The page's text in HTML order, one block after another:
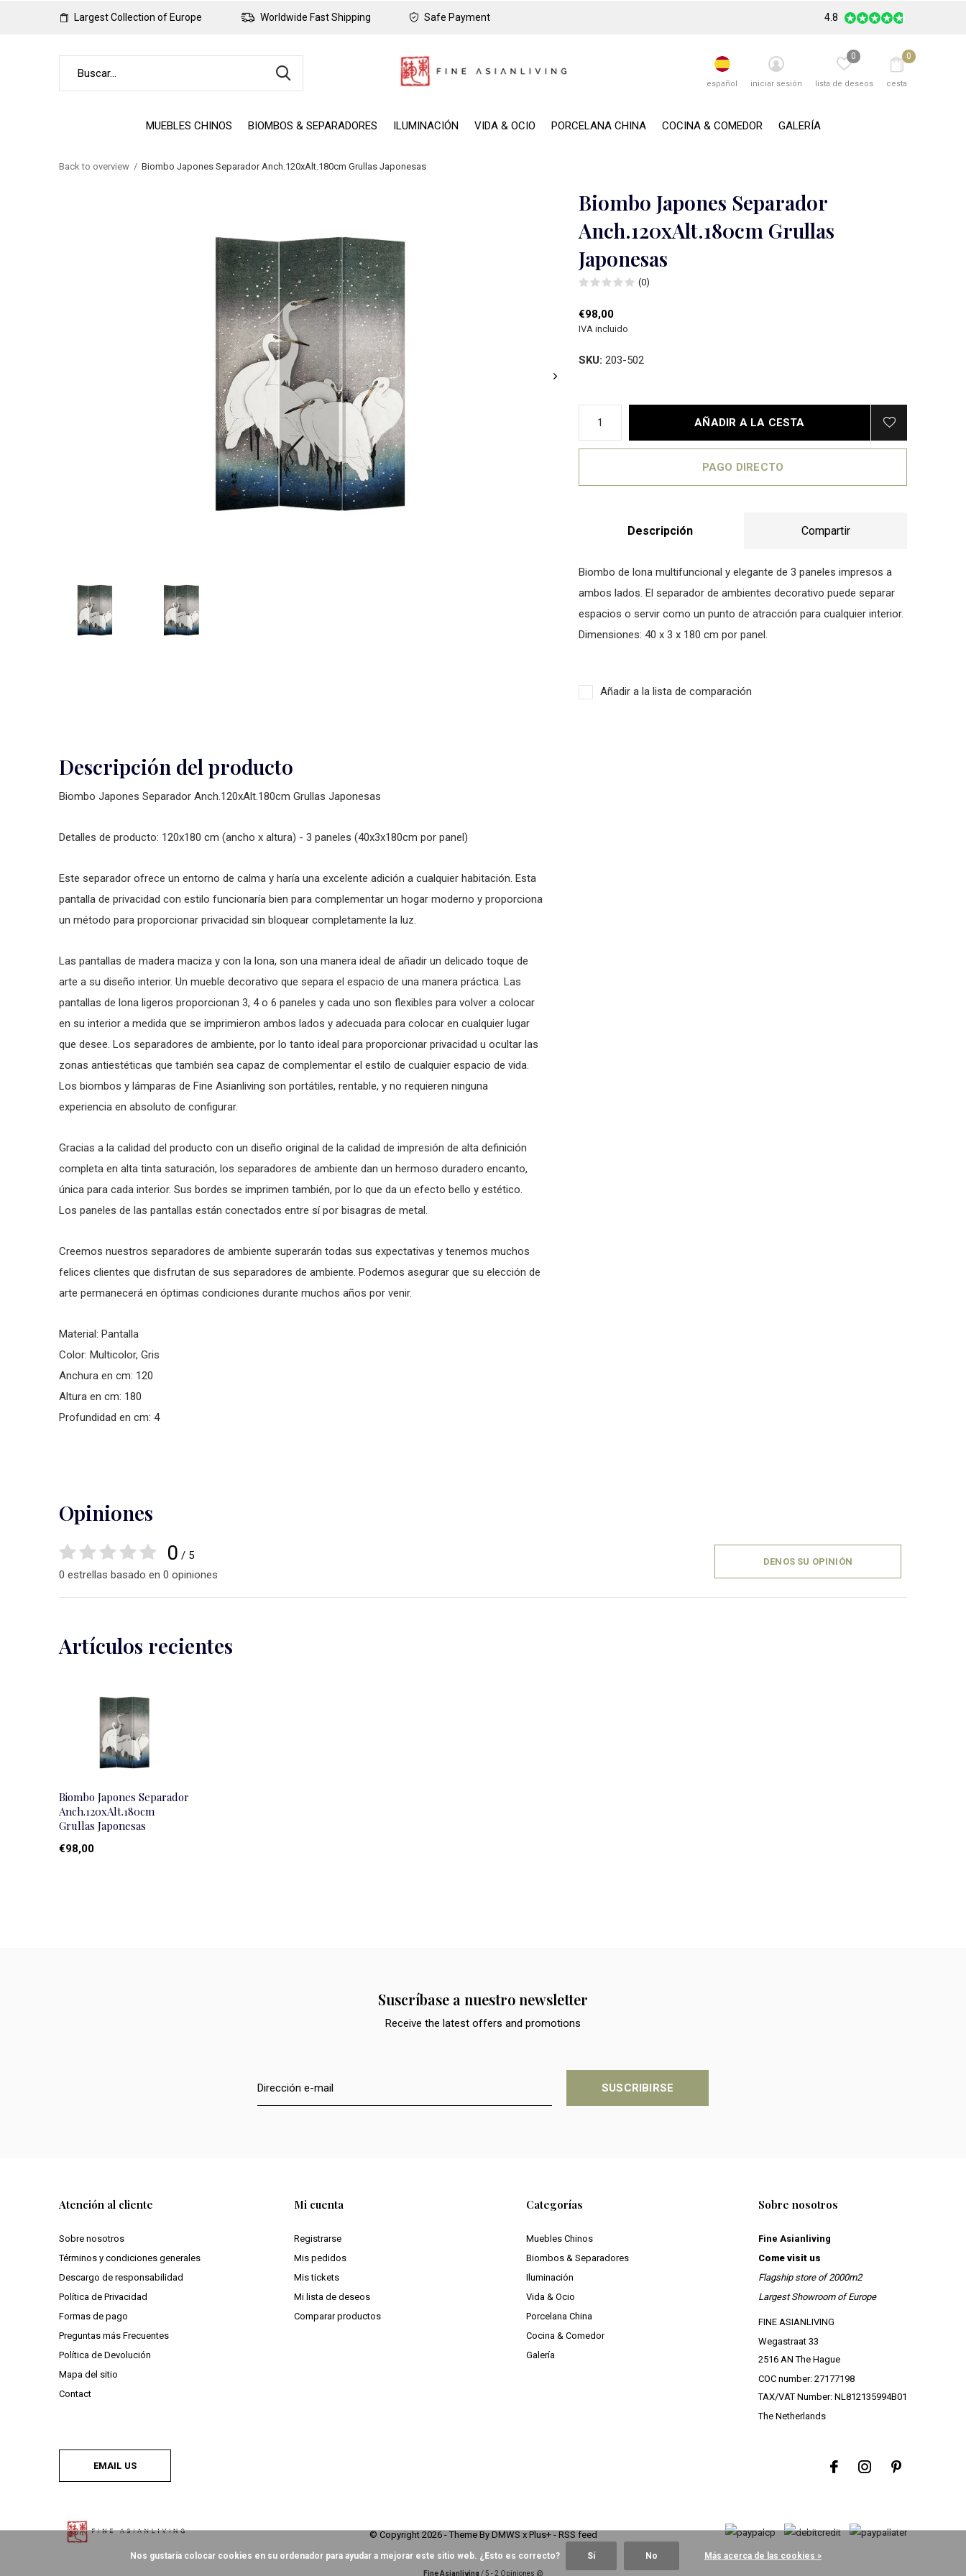
MUEBLES CHINOS BIOMBOS & SEPARADORES ILUMINACIÓN VIDA & OCIO PORCELANA CHINA COCINA & COMEDOR GALERÍA
español iniciar sesión lista de deseos
0
cesta
0
Largest Collection of Europe Worldwide Fast Shipping Safe Payment 4.8
Back to overview Biombo Japones Separador Anch.120xAlt.180cm Grullas Japonesas
Biombo Japones Separador
Anch.120xAlt.180cm Grullas
Japonesas
(0)
€98,00
IVA incluido
SKU: 203-502
AÑADIR A LA CESTA
PAGO DIRECTO
Descripción Compartir
Biombo de lona multifuncional y elegante de 3 paneles impresos a
ambos lados. El separador de ambientes decorativo puede separar
espacios o servir como un punto de atracción para cualquier interior.
Dimensiones: 40 x 3 x 180 cm por panel.
Añadir a la lista de comparación
Descripción del producto
Biombo Japones Separador Anch.120xAlt.180cm Grullas Japonesas
Detalles de producto: 120x180 cm (ancho x altura) - 3 paneles (40x3x180cm por panel)
Este separador ofrece un entorno de calma y haría una excelente adición a cualquier habitación. Esta
pantalla de privacidad con estilo funcionaría bien para complementar un hogar moderno y proporciona
un método para proporcionar privacidad sin bloquear completamente la luz.
Las pantallas de madera maciza y con la lona, son una manera ideal de añadir un delicado toque de
arte a su diseño interior. Un mueble decorativo que separa el espacio de una manera práctica. Las
pantallas de lona ligeros proporcionan 3, 4 o 6 paneles y cada uno son flexibles para volver a colocar
en su interior a medida que se imprimieron ambos lados y adecuada para colocar en cualquier lugar
que desee. Los separadores de ambiente, por lo tanto ideal para proporcionar privacidad u ocultar las
zonas antiestéticas que también sea capaz de complementar el estilo de cualquier espacio de vida.
Los biombos y lámparas de Fine Asianliving son portátiles, rentable, y no requieren ninguna
experiencia en absoluto de configurar.
Gracias a la calidad del producto con un diseño original de la calidad de impresión de alta definición
completa en alta tinta saturación, los separadores de ambiente dan un hermoso duradero encanto,
única para cada interior. Sus bordes se imprimen también, por lo que da un efecto bello y estético.
Los paneles de las pantallas están conectados entre sí por bisagras de metal.
Creemos nuestros separadores de ambiente superarán todas sus expectativas y tenemos muchos
felices clientes que disfrutan de sus separadores de ambiente. Podemos asegurar que su elección de
arte permanecerá en óptimas condiciones durante muchos años por venir.
Material: Pantalla
Color: Multicolor, Gris
Anchura en cm: 120
Altura en cm: 180
Profundidad en cm: 4
Opiniones
0 / 5
0 estrellas basado en 0 opiniones
DENOS SU OPINIÓN
Artículos recientes
Biombo Japones Separador
Anch.120xAlt.180cm
Grullas Japonesas
€98,00
Suscríbase a nuestro newsletter
Receive the latest offers and promotions
SUSCRIBIRSE
Atención al cliente
Sobre nosotros
Términos y condiciones generales
Descargo de responsabilidad
Política de Privacidad
Formas de pago
Preguntas más Frecuentes
Política de Devolución
Mapa del sitio
Contact
Mi cuenta
Registrarse
Mis pedidos
Mis tickets
Mi lista de deseos
Comparar productos
Categorías
Muebles Chinos
Biombos & Separadores
Iluminación
Vida & Ocio
Porcelana China
Cocina & Comedor
Galería
Sobre nosotros
Fine Asianliving
Come visit us
Flagship store of 2000m2
Largest Showroom of Europe
FINE ASIANLIVING
Wegastraat 33
2516 AN The Hague
COC number: 27177198
TAX/VAT Number: NL812135994B01
The Netherlands
EMAIL US
© Copyright 2026- Theme By DMWS x Plus+- RSS feed
Fine Asianliving /5 -2 Opiniones @
Nos gustaría colocar cookies en su ordenador para ayudar a mejorar este sitio web. ¿Esto es correcto? Sí No Más acerca de las cookies »